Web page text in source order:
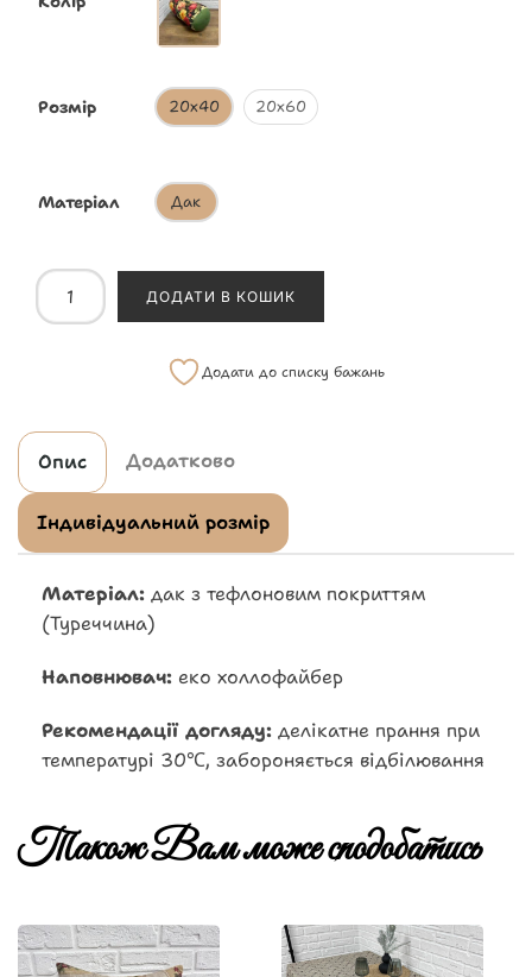
Розмір 20х40 20х60
Матеріал Дак
ДОДАТИ В КОШИК
Додати до списку бажань
Опис Додатково
Індивідуальний розмір
Матеріал: дак з тефлоновим покриттям
(Туреччина)
Наповнювач: еко холлофайбер
Рекомендації догляду: делікатне прання при
температурі 30℃, забороняється відбілювання
Також Вам може сподобатись